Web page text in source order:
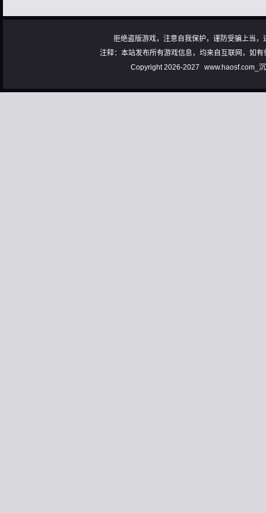
拒绝盗版游戏，注意自我保护，谨防受骗上当
注释：本站发布所有游戏信息，均来自互联网，如
Copyright 2026-2027
www.haosf.com_